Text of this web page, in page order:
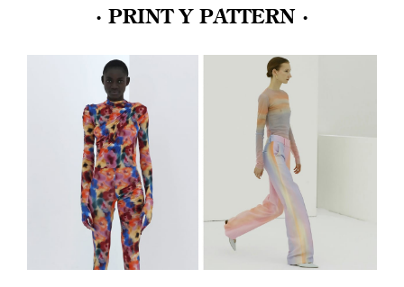
· PRINT Y PATTERN ·